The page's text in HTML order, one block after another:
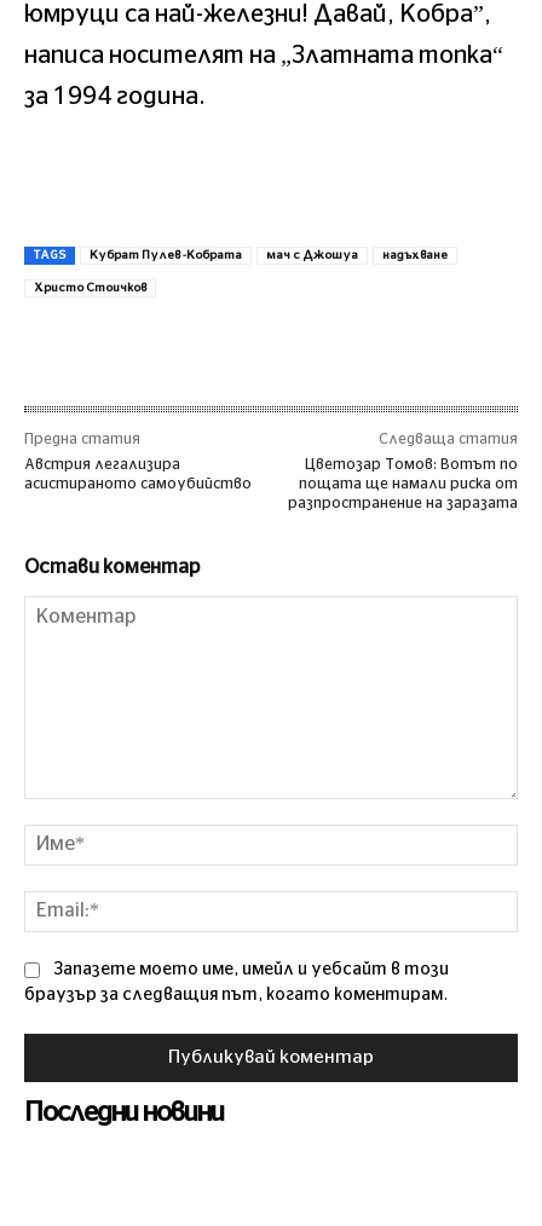
юмруци са най-железни! Давай, Кобра”,
написа носителят на „Златната топка“
за 1994 година.
TAGS Кубрат Пулев -Кобрата мач с Джошуа надъхване
Христо Стоичков
Предна статия
Австрия легализира
асистираното самоубийство
Следваща статия
Цветозар Томов: Вотът по
пощата ще намали риска от
разпространение на заразата
Остави коментар
Запазете моето име, имейл и уебсайт в този
браузър за следващия път, когато коментирам.
Последни новини